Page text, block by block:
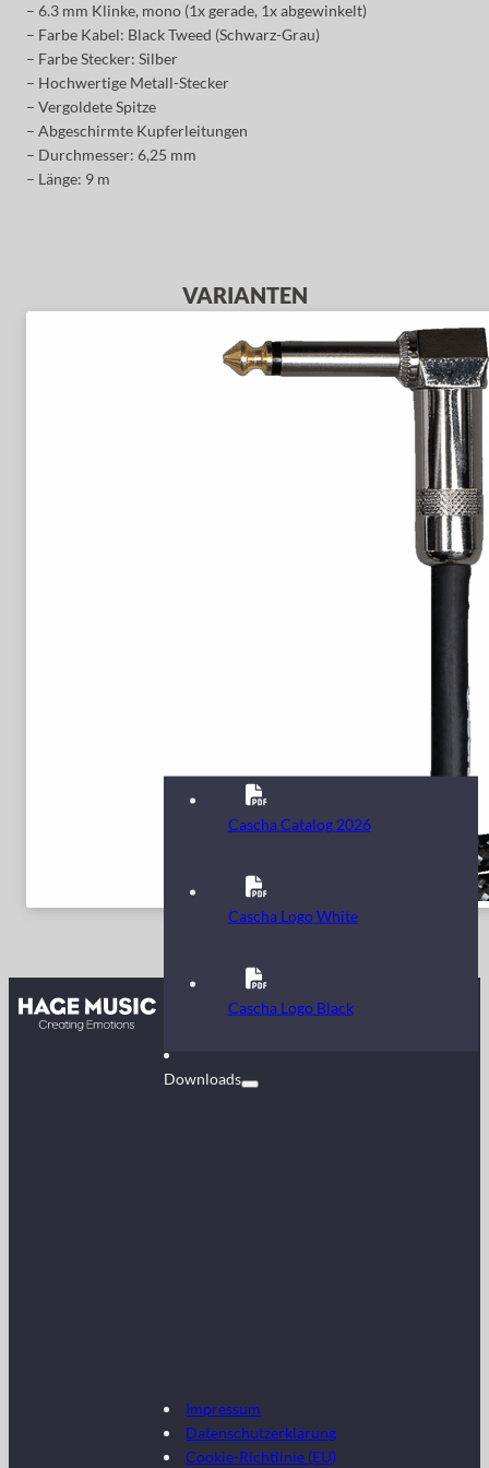
– 6.3 mm Klinke, mono (1x gerade, 1x abgewinkelt)
– Farbe Kabel: Black Tweed (Schwarz-Grau)
– Farbe Stecker: Silber
– Hochwertige Metall-Stecker
– Vergoldete Spitze
– Abgeschirmte Kupferleitungen
– Durchmesser: 6,25 mm
– Länge: 9 m
VARIANTEN
Kontakt
Downloads
Cascha Catalog 2026
Cascha Logo White
Cascha Logo Black
Impressum
Datenschutzerklärung
Cookie-Richtlinie (EU)